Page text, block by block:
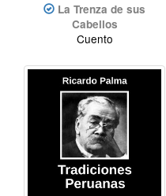
La Trenza de sus
Cabellos
Cuento